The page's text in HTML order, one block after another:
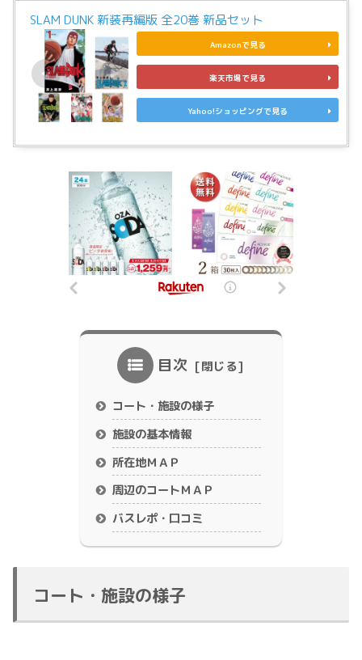
SLAM DUNK 新装再編版 全20巻 新品セット
Amazonで見る
楽天市場で見る
Yahoo!ショッピングで見る
目次
コート・施設の様子
施設の基本情報
所在地ＭＡＰ
周辺のコートＭＡＰ
バスレポ・口コミ
コート・施設の様子